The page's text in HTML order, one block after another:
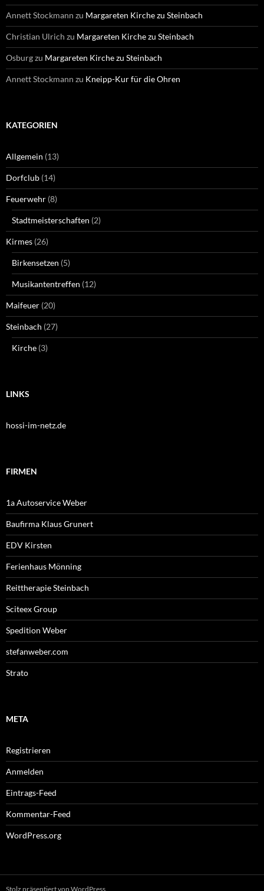
Annett Stockmann zu Margareten Kirche zu Steinbach
Christian Ulrich zu Margareten Kirche zu Steinbach
Osburgzu Margareten Kirche zu Steinbach
Annett Stockmann zu Kneipp-Kur für die Ohren
KATEGORIEN
Allgemein (13)
Dorfclub (14)
Feuerwehr (8)
Stadtmeisterschaften (2)
Kirmes (26)
Birkensetzen (5)
Musikantentreffen (12)
Maifeuer (20)
Steinbach (27)
Kirche (3)
LINKS
hossi-im-netz.de
FIRMEN
1a Autoservice Weber
Baufirma Klaus Grunert
EDV Kirsten
Ferienhaus Mönning
Reittherapie Steinbach
Sciteex Group
Spedition Weber
stefanweber.com
Strato
META
Registrieren
Anmelden
Eintrags-Feed
Kommentar-Feed
WordPress.org
Stolz präsentiert von WordPress